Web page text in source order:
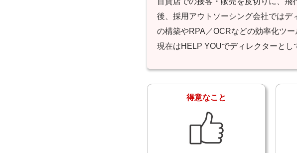
後、採用アウトソーシング会社では
の構築やRPA／OCRなどの効率化ツ
現在はHELP YOUでディレクターとし
得意なこと